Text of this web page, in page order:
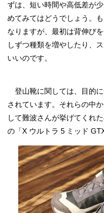
ずは、短い時間や高低差が
めてみてはどうでしょう。
なりますが、最初は背伸び
しずつ種類を増やしたり、
いいのです。
登山靴に関しては、目的
されています。それらの中
して難波さんが挙げてくれ
の「X ウルトラ 5 ミッド